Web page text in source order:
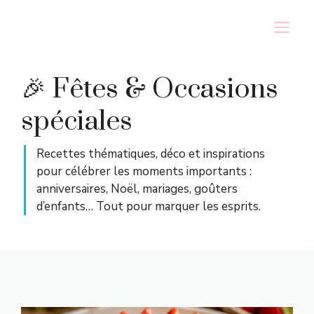
🎉 Fêtes & Occasions
spéciales
Recettes thématiques, déco et inspirations
pour célébrer les moments importants :
anniversaires, Noël, mariages, goûters
d’enfants… Tout pour marquer les esprits.